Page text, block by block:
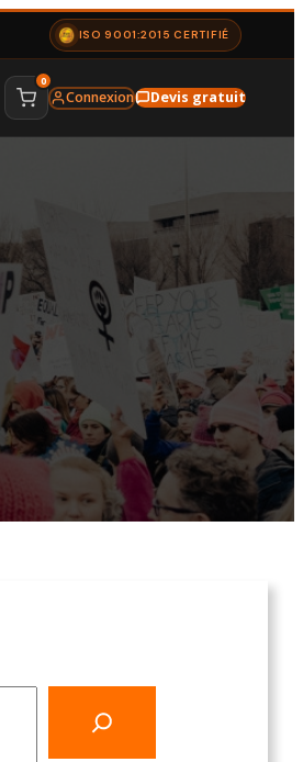
ISO 9001:2015 CERTIFIÉ
0
Connexion Devis gratuit